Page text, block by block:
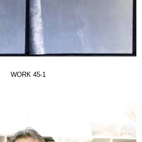
WORK 45-1